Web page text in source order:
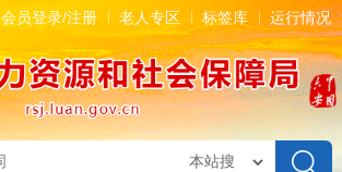
会员登录/注册 老人专区 标签库 运行情况